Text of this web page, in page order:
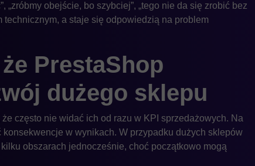
„zróbmy obejście, bo szybciej”, „tego nie da się zrobić bez
technicznym, a staje się odpowiedzią na problem
PrestaShop
dużego sklepu
często nie widać ich od razu w KPI sprzedażowych. Na
w wynikach. W przypadku dużych sklepów
obszarach jednocześnie, choć początkowo mogą